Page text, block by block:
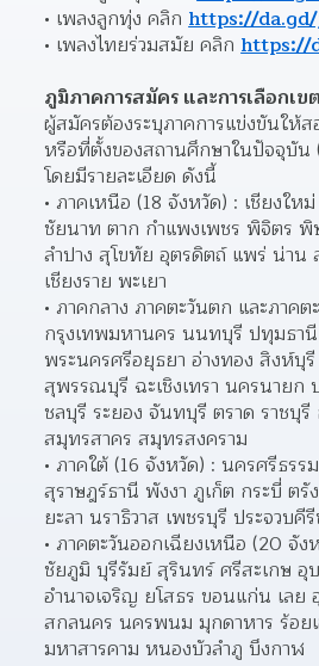
เพลงลูกทุ่ง คลิก https://
เพลงไทยร่วมสมัย คลิก https://
ภูมิภาคการสมัคร และการเลือกเ
ผู้สมัครต้องระบุภาคการแข่งขันให้
หรือที่ตั้งของสถานศึกษาในปัจจุบัน
โดยมีรายละเอียด ดังนี้
ภาคเหนือ (18 จังหวัด) : เชียงให
ชัยนาท ตาก กำแพงเพชร พิจิตร
ลำปาง สุโขทัย อุตรดิตถ์ แพร่ น่าน
เชียงราย พะเยา
ภาคกลาง ภาคตะวันตก และภาค
กรุงเทพมหานคร นนทบุรี ปทุมธา
พระนครศรีอยุธยา อ่างทอง สิงห์บุ
สุพรรณบุรี ฉะเชิงเทรา นครนายก
ชลบุรี ระยอง จันทบุรี ตราด ราชบุ
สมุทรสาคร สมุทรสงคราม
ภาคใต้ (16 จังหวัด) : นครศรีธรร
สุราษฎร์ธานี พังงา ภูเก็ต กระบี่ ต
ยะลา นราธิวาส เพชรบุรี ประจวบ
ภาคตะวันออกเฉียงเหนือ (20 จัง
ชัยภูมิ บุรีรัมย์ สุรินทร์ ศรีสะเกษ อุ
อำนาจเจริญ ยโสธร ขอนแก่น เลย
สกลนคร นครพนม มุกดาหาร ร้อย
มหาสารคาม หนองบัวลำภู บึงกาฬ